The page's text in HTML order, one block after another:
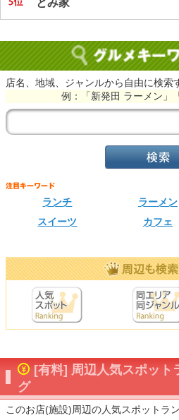
とみ家
店名、地域、ジャンルから自由に検索
例：「新発田 ラーメン」
ランチ ラーメン
スイーツ
カフェ
[有料] 周辺人気スポット
グ
このお店(施設)周辺の人気スポットラ